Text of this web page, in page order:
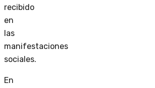
recibido
en
las
manifestaciones
sociales.
En